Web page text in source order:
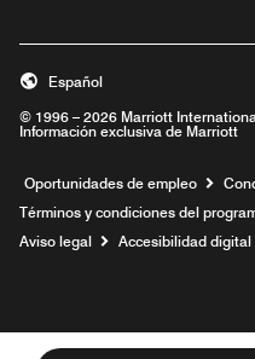
© 1996 – 2026 Marriott
Información exclusiva de Marriott
Español
Oportunidades de empleo
Términos y condiciones del
Aviso legal
Accesibilidad digital